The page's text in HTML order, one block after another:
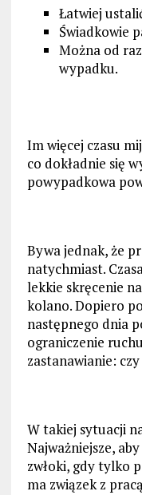
Łatwiej
Świadkowie
Można od
wypadku.
Im więcej czasu
co dokładnie się
powypadkowa
Bywa jednak, że
natychmiast.
lekkie skręcenie
kolano. Dopiero
następnego dnia
ograniczenie
zastanawianie:
W takiej sytuacji
Najważniejsze,
zwłoki, gdy tylko
ma związek z